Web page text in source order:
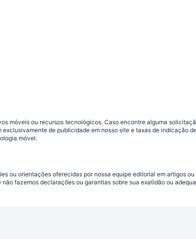
móveis ou recursos tecnológicos. Caso encontre alguma
de publicidade em nosso site e taxas de indicação
móvel.
ou orientações oferecidas por nossa equipe editorial em artigos
fazemos declarações ou garantias sobre sua exatidão ou